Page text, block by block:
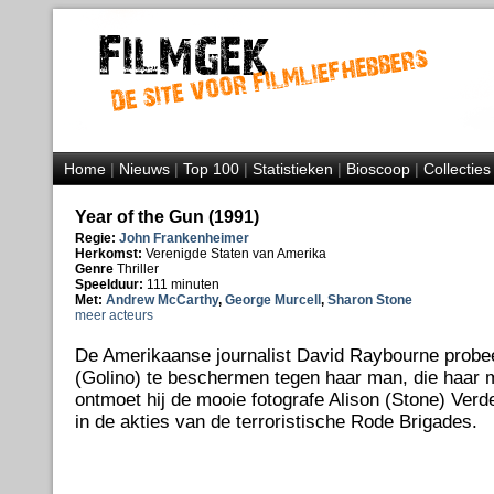
Home|Nieuws|Top 100|Statistieken|Bioscoop|Collecties
Year of the Gun (1991)
Regie: John Frankenheimer
Herkomst: Verenigde Staten van Amerika
Genre Thriller
Speelduur: 111 minuten
Met: Andrew McCarthy, George Murcell , Sharon Stone
meer acteurs
De Amerikaanse journalist David Raybourne
(Golino) te beschermen tegen haar man, die haar
ontmoet hij de mooie fotografe Alison (Stone)
in de akties van de terroristische Rode Brigades.